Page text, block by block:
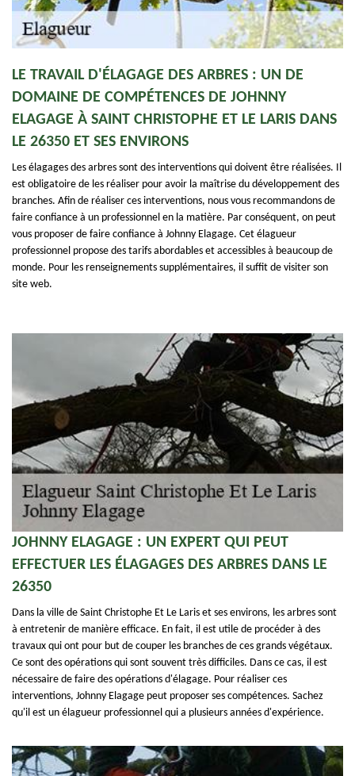
LE TRAVAIL D'ÉLAGAGE DES ARBRES : UN DE
DOMAINE DE COMPÉTENCES DE JOHNNY
ELAGAGE À SAINT CHRISTOPHE ET LE LARIS DANS
LE 26350 ET SES ENVIRONS
Les élagages des arbres sont des interventions qui doivent être réalisées. Il
est obligatoire de les réaliser pour avoir la maîtrise du développement des
branches. Afin de réaliser ces interventions, nous vous recommandons de
faire confiance à un professionnel en la matière. Par conséquent, on peut
vous proposer de faire confiance à Johnny Elagage. Cet élagueur
professionnel propose des tarifs abordables et accessibles à beaucoup de
monde. Pour les renseignements supplémentaires, il suffit de visiter son
site web.
JOHNNY ELAGAGE : UN EXPERT QUI PEUT
EFFECTUER LES ÉLAGAGES DES ARBRES DANS LE
26350
Dans la ville de Saint Christophe Et Le Laris et ses environs, les arbres sont
à entretenir de manière efficace. En fait, il est utile de procéder à des
travaux qui ont pour but de couper les branches de ces grands végétaux.
Ce sont des opérations qui sont souvent très difficiles. Dans ce cas, il est
nécessaire de faire des opérations d'élagage. Pour réaliser ces
interventions, Johnny Elagage peut proposer ses compétences. Sachez
qu'il est un élagueur professionnel qui a plusieurs années d'expérience.